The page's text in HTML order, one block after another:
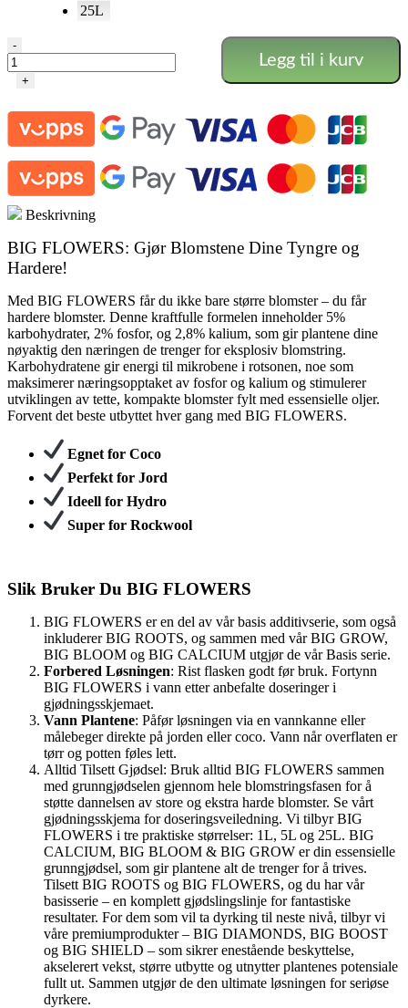
25L
BIG
FLOWERS
-
Plant
Science
antall
-
+
Legg til i kurv
Beskrivning
BIG FLOWERS: Gjør Blomstene Dine Tyngre og
Hardere!
Med BIG FLOWERS får du ikke bare større blomster – du får
hardere blomster. Denne kraftfulle formelen inneholder 5%
karbohydrater, 2% fosfor, og 2,8% kalium, som gir plantene dine
nøyaktig den næringen de trenger for eksplosiv blomstring.
Karbohydratene gir energi til mikrobene i rotsonen, noe som
maksimerer næringsopptaket av fosfor og kalium og stimulerer
utviklingen av tette, kompakte blomster fylt med essensielle oljer.
Forvent det beste utbyttet hver gang med BIG FLOWERS.
Egnet for Coco
Perfekt for Jord
Ideell for Hydro
Super for Rockwool
Slik Bruker Du BIG FLOWERS
BIG FLOWERS er en del av vår basis additivserie, som også
inkluderer BIG ROOTS, og sammen med vår BIG GROW,
BIG BLOOM og BIG CALCIUM utgjør de vår Basis serie.
Forbered Løsningen: Rist flasken godt før bruk. Fortynn
BIG FLOWERS i vann etter anbefalte doseringer i
gjødningsskjemaet.
Vann Plantene: Påfør løsningen via en vannkanne eller
målebeger direkte på jorden eller coco. Vann når overflaten er
tørr og potten føles lett.
Alltid Tilsett Gjødsel: Bruk alltid BIG FLOWERS sammen
med grunngjødselen gjennom hele blomstringsfasen for å
støtte dannelsen av store og ekstra harde blomster. Se vårt
gjødningsskjema for doseringsveiledning. Vi tilbyr BIG
FLOWERS i tre praktiske størrelser: 1L, 5L og 25L. BIG
CALCIUM, BIG BLOOM & BIG GROW er din essensielle
grunngjødsel, som gir plantene alt de trenger for å trives.
Tilsett BIG ROOTS og BIG FLOWERS, og du har vår
basisserie – en komplett gjødslingslinje for fantastiske
resultater. For dem som vil ta dyrking til neste nivå, tilbyr vi
våre premiumprodukter – BIG DIAMONDS, BIG BOOST
og BIG SHIELD – som sikrer enestående beskyttelse,
akselerert vekst, større utbytte og utnytter plantenes potensiale
fullt ut. Sammen utgjør de den ultimate løsningen for seriøse
dyrkere.